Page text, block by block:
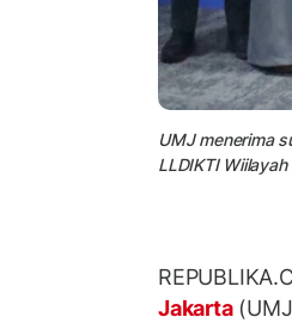
UMJ menerima
LLDIKTI
Jakarta